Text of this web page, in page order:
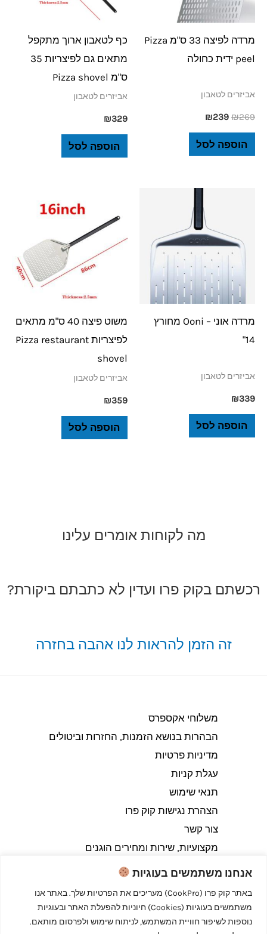
אנחנו משתמשים בעוגיות
באתר קוק פרו (CookPro) מעריכים את הפרטיות שלך. באתר אנו
משתמשים בעוגיות (Cookies) חיוניות להפעלת האתר ובעוגיות
נוספות לשיפור חוויית המשתמש, לניתוח שימוש ולפרסום מותאם.
מרדה לפיצה 33 ס"מ Pizza
peel ידית כחולה
אביזרים לטאבון
₪269
₪239
הוספה לסל
כף לטאבון ארוך מתקפל
מתאים גם לפיצריות 35
ס"מ Pizza shovel
אביזרים לטאבון
₪329
הוספה לסל
מרדה אוני – Ooni מחורץ
14"
אביזרים לטאבון
₪339
הוספה לסל
משוט פיצה 40 ס"מ מתאים
לפיצריות Pizza restaurant
shovel
אביזרים לטאבון
₪359
הוספה לסל
מה לקוחות אומרים עלינו
רכשתם בקוק פרו ועדין לא כתבתם ביקורת?
זה הזמן להראות לנו אהבה בחזרה
משלוחי אקספרס
הבהרות בנושא הזמנות, החזרות וביטולים​
מדיניות פרטיות
עגלת קניות
תנאי שימוש
הצהרת נגישות קוק פרו
צור קשר
מקצועיות, שירות ומחירים הוגנים
Copyright © 2026 קוק פרו - לבשל כמו מקצוענים